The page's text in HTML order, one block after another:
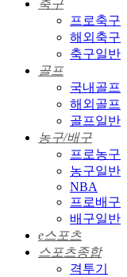
축구
프로축구
해외축구
축구일반
골프
국내골프
해외골프
골프일반
농구/배구
프로농구
농구일반
NBA
프로배구
배구일반
e스포츠
스포츠종합
격투기